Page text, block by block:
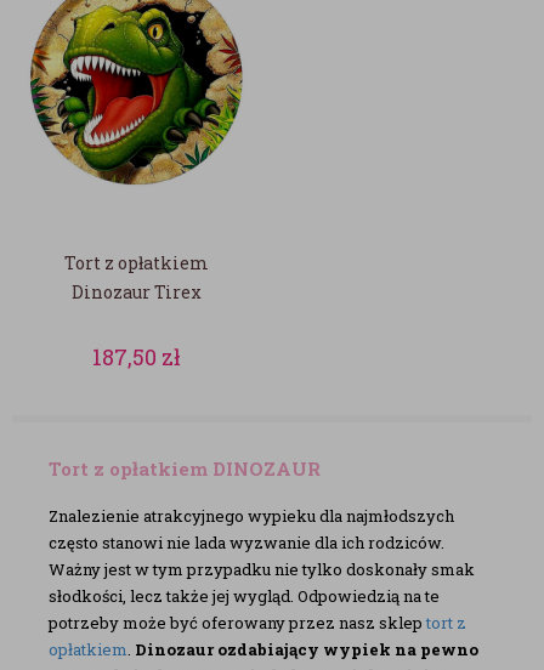
Tort z opłatkiem
Dinozaur Tirex
187,50 zł
Tort z opłatkiem DINOZAUR
Znalezienie atrakcyjnego wypieku dla najmłodszych
często stanowi nie lada wyzwanie dla ich rodziców.
Ważny jest w tym przypadku nie tylko doskonały smak
słodkości, lecz także jej wygląd. Odpowiedzią na te
potrzeby może być oferowany przez nasz skleptort z
opłatkiem. Dinozaur ozdabiający wypiek na pewno